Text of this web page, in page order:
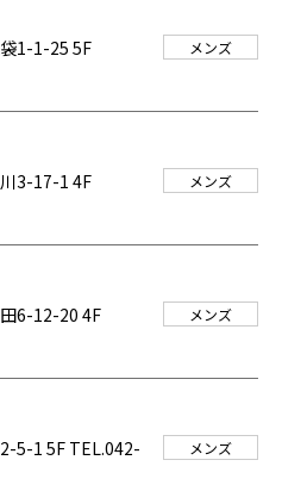
1-1-25 5F
メンズ
3-17-1 4F
メンズ
6-12-20 4F
メンズ
5-1 5F TEL.042-
メンズ